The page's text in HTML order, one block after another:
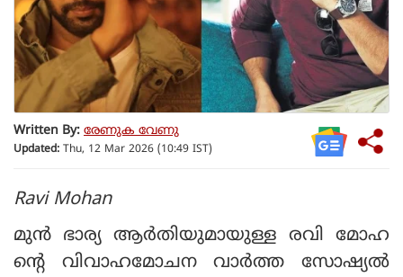
Written By: രേണുക വേണു
Updated: Thu, 12 Mar 2026 (10:49 IST)
Ravi Mohan
മുൻ ഭാര്യ ആർതിയുമായുള്ള രവി മോഹ
ന്റെ വിവാഹമോചന വാർത്ത സോഷ്യൽ